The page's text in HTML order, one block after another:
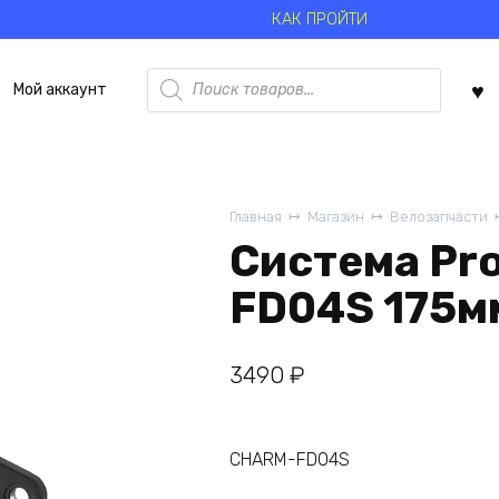
КАК ПРОЙТИ
Мой аккаунт
Поиск
товаров
Главная
Магазин Велозапчасти
Система
FD04S
3490 ₽
CHARM-FD04S